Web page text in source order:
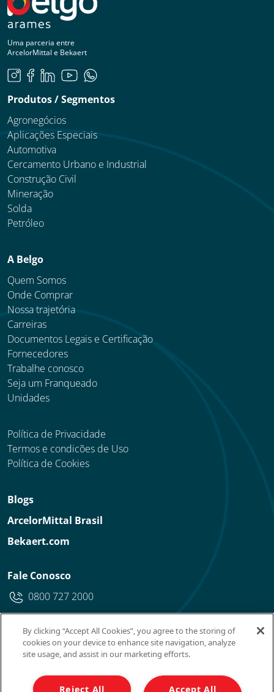
Uma parceria entre
ArcelorMittal e Bekaert
Produtos / Segmentos
Agronegócios
Aplicações Especiais
Automotiva
Cercamento Urbano e Industrial
Construção Civil
Mineração
Solda
Petróleo
A Belgo
Quem Somos
Onde Comprar
Nossa trajetória
Carreiras
Documentos Legais e Certificação
Fornecedores
Trabalhe conosco
Seja um Franqueado
Unidades
Política de Privacidade
Termos e condicões de Uso
Política de Cookies
Blogs
ArcelorMittal Brasil
Bekaert.com
Fale Conosco
0800 727 2000
By clicking “Accept All Cookies”, you agree to the storing of
cookies on your device to enhance site navigation, analyze
site usage, and assist in our marketing efforts.
Accept All
Reject All